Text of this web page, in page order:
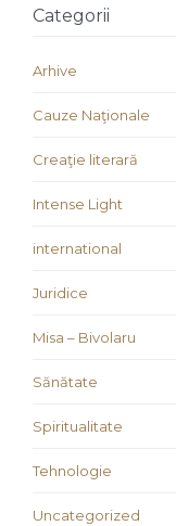
Categorii
Arhive
Cauze Naţionale
Creaţie literară
Intense Light
international
Juridice
Misa – Bivolaru
Sănătate
Spiritualitate
Tehnologie
Uncategorized